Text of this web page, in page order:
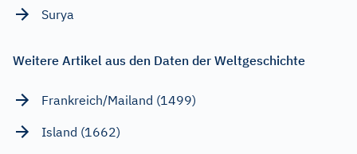
Surya
Weitere Artikel aus den Daten der Weltgeschichte
Frankreich/Mailand (1499)
Island (1662)